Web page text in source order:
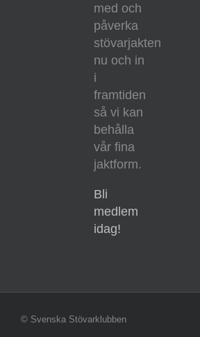
med och
påverka
stövarjakten
nu och in
i
framtiden
så vi kan
behålla
vår fina
jaktform.
Bli
medlem
idag!
© Svenska Stövarklubben